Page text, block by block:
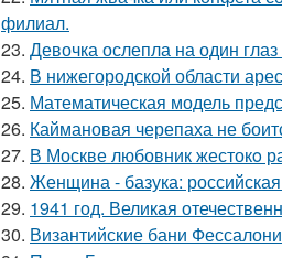
филиал.
23. Девочка ослепла на один
24. В нижегородской области
25. Математическая модель
26. Каймановая черепаха не
27. В Москве любовник жестокo
28. Женщина - базука: российская
29. 1941 год. Великая
30. Византийские бани